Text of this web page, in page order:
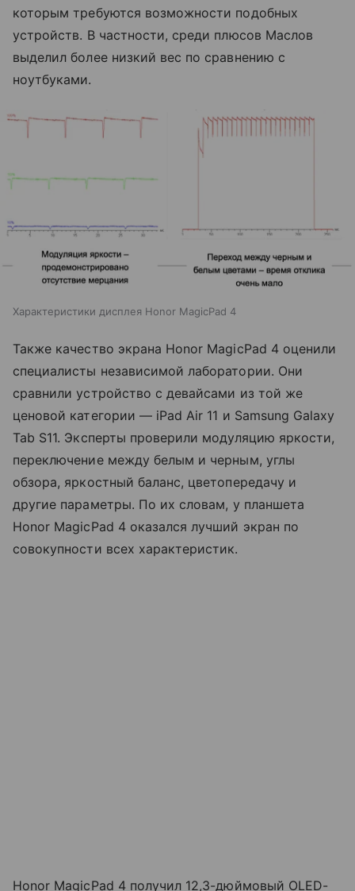
которым требуются возможности подобных
устройств. В частности, среди плюсов Маслов
выделил более низкий вес по сравнению с
ноутбуками.
Характеристики дисплея Honor MagicPad 4
Также качество экрана Honor MagicPad 4 оценили
специалисты независимой лаборатории. Они
сравнили устройство с девайсами из той же
ценовой категории — iPad Air 11 и Samsung Galaxy
Tab S11. Эксперты проверили модуляцию яркости,
переключение между белым и черным, углы
обзора, яркостный баланс, цветопередачу и
другие параметры. По их словам, у планшета
Honor MagicPad 4 оказался лучший экран по
совокупности всех характеристик.
Honor MagicPad 4 получил 12,3-дюймовый OLED-